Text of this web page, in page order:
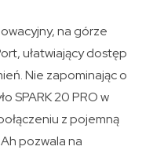
na górze
ułatwiający dostęp
Nie zapominając o
SPARK 20 PRO w
z pojemną
pozwala na